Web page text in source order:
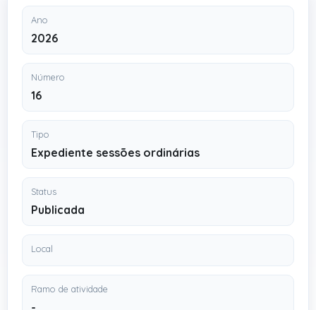
Ano
2026
Número
16
Tipo
Expediente sessões ordinárias
Status
Publicada
Local
Ramo de atividade
-